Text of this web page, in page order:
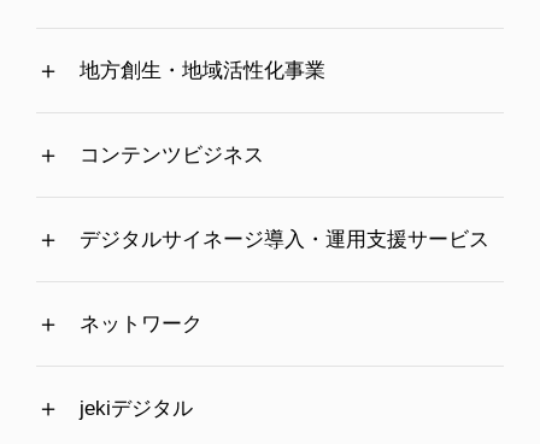
地方創生・地域活性化事業
コンテンツビジネス
デジタルサイネージ導入・運用支援サービス
ネットワーク
jekiデジタル